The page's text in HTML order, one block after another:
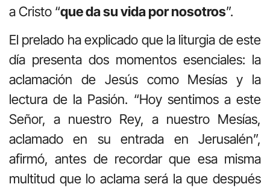
a Cristo “que da su vida por nosotros”.
El prelado ha explicado que la liturgia de este
día presenta dos momentos esenciales: la
aclamación de Jesús como Mesías y la
lectura de la Pasión. “Hoy sentimos a este
Señor, a nuestro Rey, a nuestro Mesías,
aclamado en su entrada en Jerusalén”,
afirmó, antes de recordar que esa misma
multitud que lo aclama será la que después